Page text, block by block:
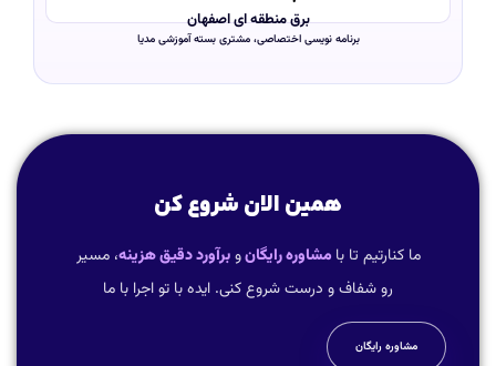
برق منطقه ای اصفهان
برنامه نویسی اختصاصی، مشتری بسته آموزشی مدیا
همین الان شروع کن
ما کنارتیم تا با مشاوره رایگانوبرآورد دقیق هزینه، مسیر
رو شفاف و درست شروع کنی. ایده با تو اجرا با ما
مشاوره رایگان